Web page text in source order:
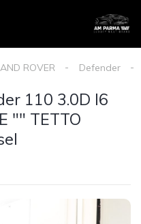
ROVER Defender
110 3.0D I6
"" TETTO